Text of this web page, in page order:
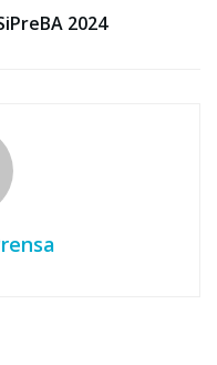
2024